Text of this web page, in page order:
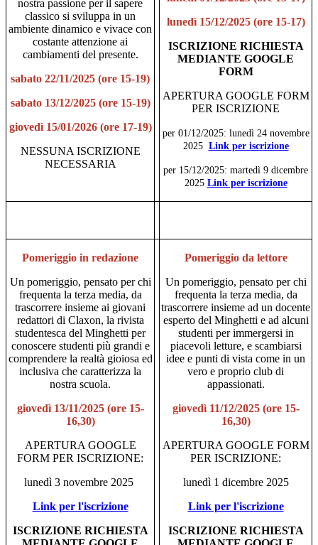
nostra passione per il sapere
classico si sviluppa in un
ambiente dinamico e vivace con
costante attenzione ai
cambiamenti del presente.
sabato 22/11/2025 (ore 15-19)
sabato 13/12/2025 (ore 15-19)
giovedì 15/01/2026 (ore 17-19)
NESSUNA ISCRIZIONE
NECESSARIA
lunedì 15/12/2025 (ore 15-17)
ISCRIZIONE RICHIESTA
MEDIANTE GOOGLE
FORM
APERTURA GOOGLE FORM
PER ISCRIZIONE
per 01/12/2025: lunedì 24 novembre
2025 Link per iscrizione
per 15/12/2025: martedì 9 dicembre
2025 Link per iscrizione
Pomeriggio in redazione
Un pomeriggio, pensato per chi
frequenta la terza media, da
trascorrere insieme ai giovani
redattori di Claxon, la rivista
studentesca del Minghetti per
conoscere studenti più grandi e
comprendere la realtà gioiosa ed
inclusiva che caratterizza la
nostra scuola.
giovedì 13/11/2025 (ore 15-
16,30)
APERTURA GOOGLE
FORM PER ISCRIZIONE:
lunedì 3 novembre 2025
Link per l'iscrizione
ISCRIZIONE RICHIESTA
Pomeriggio da lettore
Un pomeriggio, pensato per chi
frequenta la terza media, da
trascorrere insieme ad un docente
esperto del Minghetti e ad alcuni
studenti per immergersi in
piacevoli letture, e scambiarsi
idee e punti di vista come in un
vero e proprio club di
appassionati.
giovedì 11/12/2025 (ore 15-
16,30)
APERTURA GOOGLE FORM
PER ISCRIZIONE:
lunedì 1 dicembre 2025
Link per l'iscrizione
ISCRIZIONE RICHIESTA